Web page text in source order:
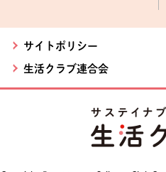
サイトポリシー
生活クラブ連合会